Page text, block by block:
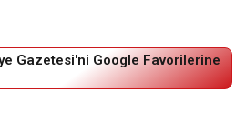
Gazetesi'ni Google Favorilerine